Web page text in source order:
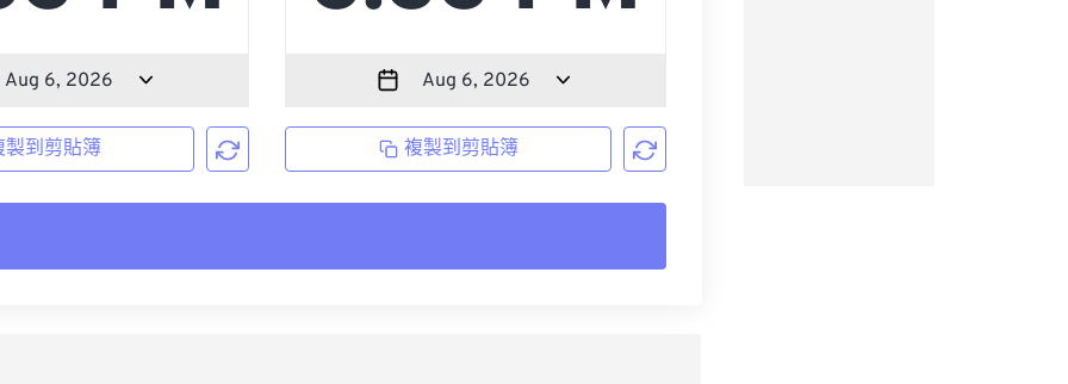
製到剪貼簿 複製到剪貼簿